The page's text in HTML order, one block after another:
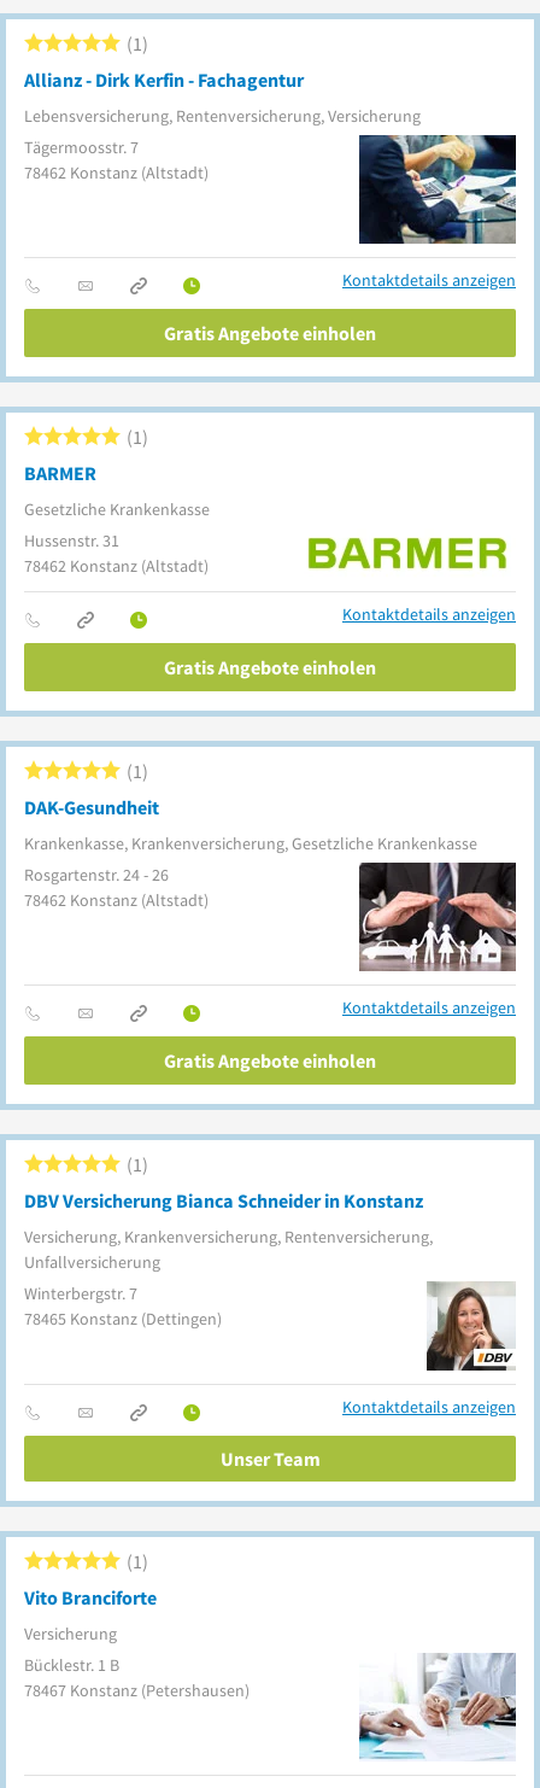
Allianz - Dirk Kerfin - Fachagentur
Lebensversicherung, Rentenversicherung, Versicherung
1
Tägermoosstr. 7
78462 Konstanz (Altstadt)
Kontaktdetails anzeigen
Gratis Angebote einholen
BARMER
Gesetzliche Krankenkasse
1
Hussenstr. 31
78462 Konstanz (Altstadt)
Kontaktdetails anzeigen
Gratis Angebote einholen
DAK-Gesundheit
Krankenkasse, Krankenversicherung, Gesetzliche Krankenkasse
1
Rosgartenstr. 24 - 26
78462 Konstanz (Altstadt)
Kontaktdetails anzeigen
Gratis Angebote einholen
DBV Versicherung Bianca Schneider in Konstanz
Versicherung, Krankenversicherung, Rentenversicherung,
Unfallversicherung
1
Winterbergstr. 7
78465 Konstanz (Dettingen)
Kontaktdetails anzeigen
Unser Team
Vito Branciforte
Versicherung
1
Bücklestr. 1 B
78467 Konstanz (Petershausen)